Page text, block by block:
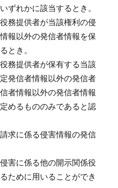
ずれかに該当するとき。
務提供者が当該権利の侵
報以外の発信者情報を保
とき。
務提供者が保有する当該
発信者情報以外の発信者
者情報以外の発信者情報
めるもののみであると認
求に係る侵害情報の発信
害に係る他の開示関係役
ために用いることができ